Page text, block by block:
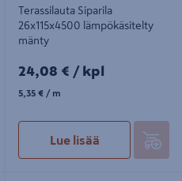
Terassilauta Siparila
26x115x4500 lämpökäsitelty
mänty
24,08€/kpl
24,08 € / kpl
5,35€/m
5,35 € / m
Lue lisää